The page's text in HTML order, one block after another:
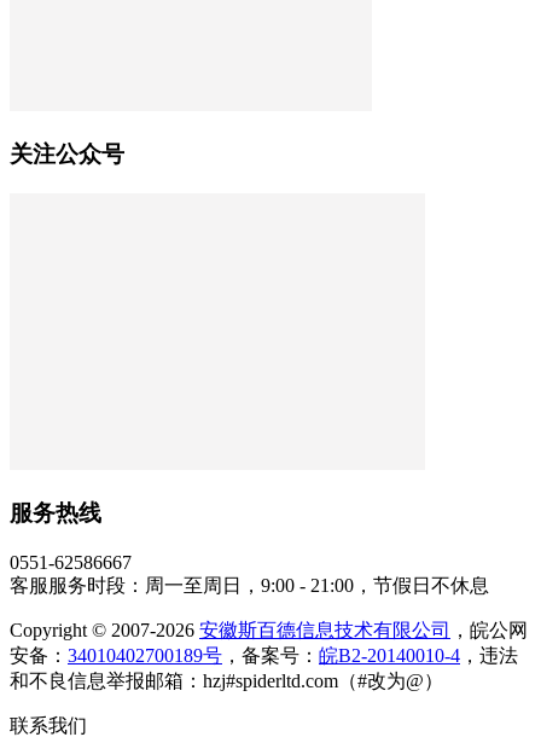
关注公众号
服务热线
0551-62586667
客服服务时段：周一至周日，9:00 - 21:00，节假日不休息
Copyright © 2007-2026 安徽斯百德信息技术有限公司
，皖公网
安备： 34010402700189号 ，备案号： 皖B2-20140010-4 ，违法
和不良信息举报邮箱：hzj#spiderltd.com（#改为@）
联系我们